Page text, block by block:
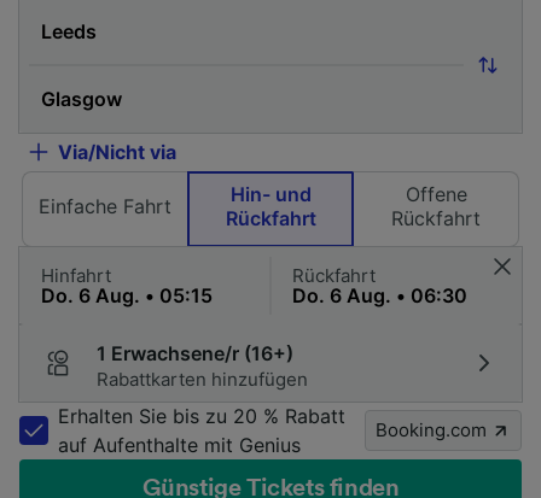
Via/Nicht via
Einfache Fahrt
Hin- und
Rückfahrt
Offene
Rückfahrt
Hinfahrt Rückfahrt
1 Erwachsene/r (16+)
Rabattkarten hinzufügen
Erhalten Sie bis zu 20 % Rabatt
auf Aufenthalte mit Genius
Booking.com
Günstige Tickets finden